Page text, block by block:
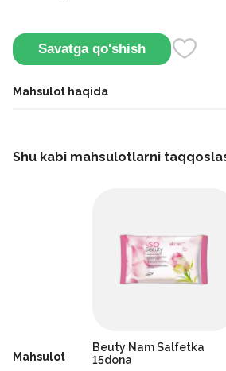
Savatga qo'shish
Mahsulot haqida
Shu kabi mahsulotlarni
Mahsulot
Beuty Nam Salfetka
15dona